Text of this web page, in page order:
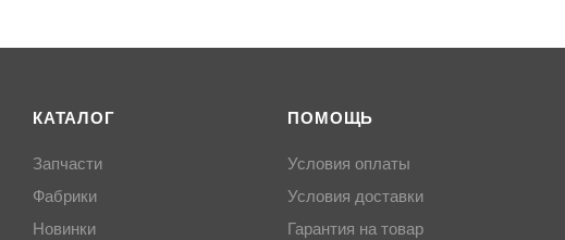
КАТАЛОГ
Запчасти
Фабрики
Новинки
ПОМОЩЬ
Условия оплаты
Условия доставки
Гарантия на товар